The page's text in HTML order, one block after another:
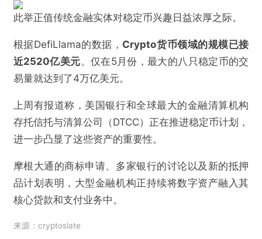
@区块链骑士
摩根大通为数字资产支付服务申请“JPMD”商
标，暗示潜在的稳定币
欺诈
不实信息
此举正值传统金融实体对稳定币兴趣日益浓厚之际。
根据DefiLlama的数据， Crypto货币领域的规模已接
近2520亿美元。仅在5月份，最大的八只稳定币的交
易量就达到了4万亿美元。
上周有报道称，美国银行和全球最大的金融清算机构
存托信托与清算公司（DTCC）正在推进稳定币计划，
进一步凸显了这些资产的重要性。
摩根大通的商标申请、多家银行的讨论以及新的抵押
品计划表明，大型金融机构正持续将数字资产融入其
核心贷款和支付业务中。
来源：cryptoslate